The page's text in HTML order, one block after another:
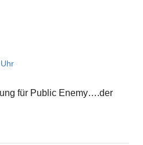
für Public Enemy….der